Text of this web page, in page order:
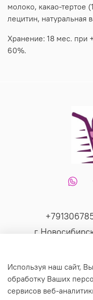
молоко, какао-тертое
лецитин, натуральная
Хранение: 18 мес. при
60%.
г
Используя наш сайт,
обработку Ваших
сервисов веб-